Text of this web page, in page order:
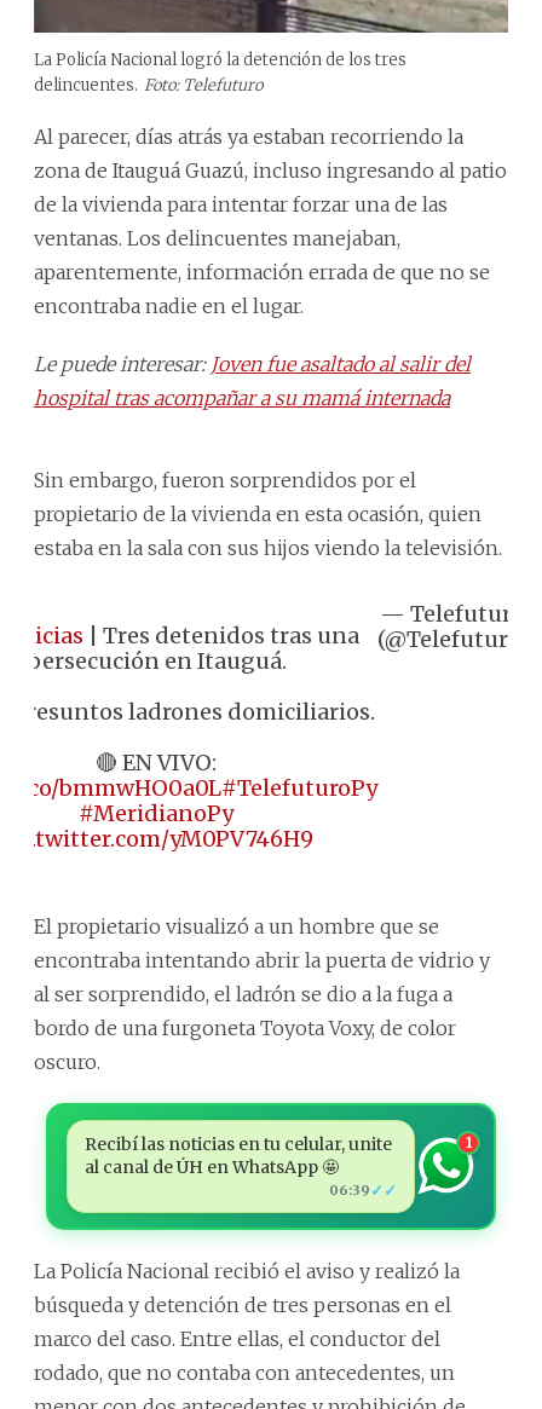
La Policía Nacional logró la detención de los tres
delincuentes. Foto: Telefuturo
Al parecer, días atrás ya estaban recorriendo la
zona de Itauguá Guazú, incluso ingresando al patio
de la vivienda para intentar forzar una de las
ventanas. Los delincuentes manejaban,
aparentemente, información errada de que no se
encontraba nadie en el lugar.
Le puede interesar: Joven fue asaltado al salir del
hospital tras acompañar a su mamá internada
Sin embargo, fueron sorprendidos por el
propietario de la vivienda en esta ocasión, quien
estaba en la sala con sus hijos viendo la televisión.
| Tres detenidos tras una
persecución en Itauguá.
presuntos ladrones domiciliarios.
🔴 EN VIVO:
t.co/bmmwHO0a0L#TelefuturoPy
#MeridianoPy
pic.twitter.com/yM0PV746H9
— Telefuturo
(@Telefuturo)
El propietario visualizó a un hombre que se
encontraba intentando abrir la puerta de vidrio y
al ser sorprendido, el ladrón se dio a la fuga a
bordo de una furgoneta Toyota Voxy, de color
oscuro.
Recibí las noticias en tu celular, unite
al canal de ÚH en WhatsApp 🤩
06:39 ✓✓
1
La Policía Nacional recibió el aviso y realizó la
búsqueda y detención de tres personas en el
marco del caso. Entre ellas, el conductor del
rodado, que no contaba con antecedentes, un